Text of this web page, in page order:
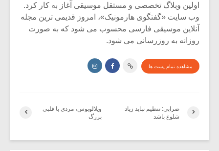
اولین وبلاگ تخصصی و مستقل موسیقی آغاز به کار کرد.
وب سایت «گفتگوی هارمونیک»، امروز قدیمی ترین مجله
آنلاین موسیقی فارسی محسوب می شود که به صورت
روزانه به روزرسانی می شود.
مشاهده تمام پست ها
ویلالوبوس، مردی با قلبی
بزرگ
ضرابی: تنظیم نباید زیاد
شلوغ باشد